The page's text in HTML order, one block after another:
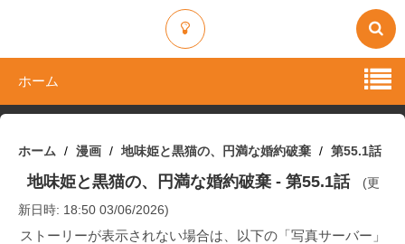
ホーム
ホーム 漫画 地味姫と黒猫の、円満な婚約破棄 第55.1話
地味姫と黒猫の、円満な婚約破棄 - 第55.1話
(更
新日時: 18:50 03/06/2026)
ストーリーが表示されない場合は、以下の「写真サーバー」